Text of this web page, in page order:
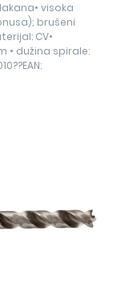
visoka
brušeni
CV•
• dužina spirale: